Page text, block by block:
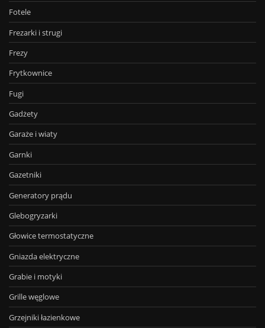
Fotele
Frezarki i strugi
Frezy
Frytkownice
Fugi
Gadżety
Garaże i wiaty
Garnki
Gazetniki
Generatory prądu
Glebogryzarki
Głowice termostatyczne
Gniazda elektryczne
Grabie i motyki
Grille węglowe
Grzejniki łazienkowe